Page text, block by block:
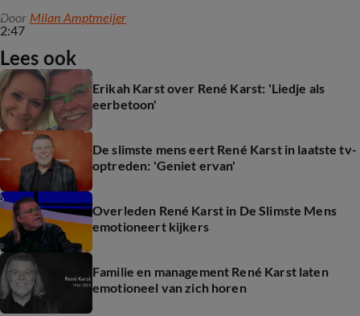
2:47
Door Milan Amptmeijer
Lees ook
Erikah Karst over René Karst: 'Liedje als
eerbetoon'
De slimste mens eert René Karst in laatste tv-
optreden: 'Geniet ervan'
Overleden René Karst in De Slimste Mens
emotioneert kijkers
Familie en management René Karst laten
emotioneel van zich horen